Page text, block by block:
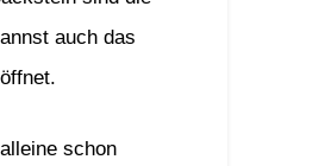
auch das
schon